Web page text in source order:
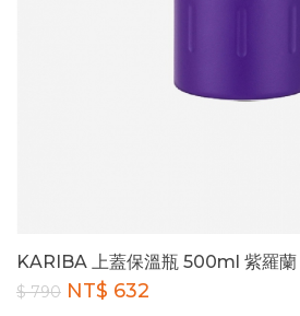
KARIBA 上蓋保溫瓶 500ml 紫羅蘭
$ 790 NT$ 632